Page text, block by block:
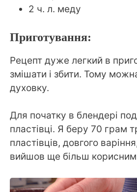
2 ч. л. меду
Приготування:
Рецепт дуже легкий в
змішати і збити. Тому
духовку.
Для початку в блендері
пластівці. Я беру 70 грам
пластівців, довгого
вийшов ще більш